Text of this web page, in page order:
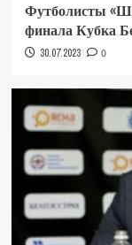
Футболисты
финала Кубка
30.07.2023 0